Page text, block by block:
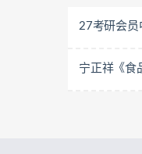
27考研会员
宁正祥《食